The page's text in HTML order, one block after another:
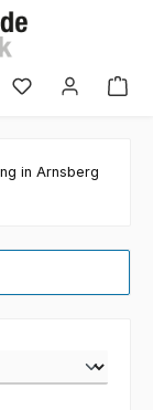
in Arnsberg